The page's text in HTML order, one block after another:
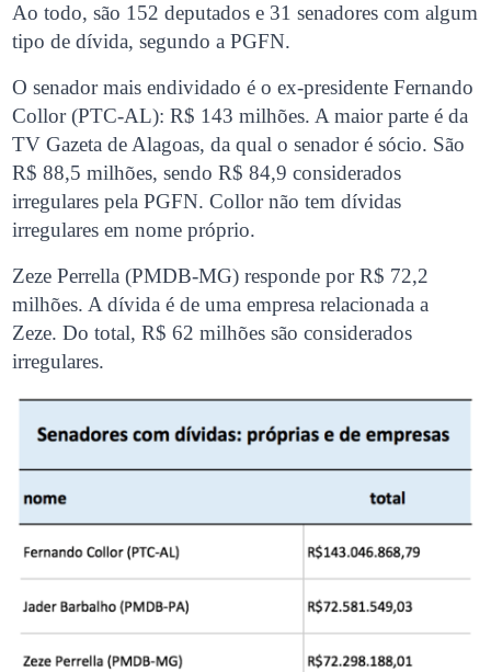
Ao todo, são 152 deputados e 31 senadores com algum
tipo de dívida, segundo a PGFN.
O senador mais endividado é o ex-presidente Fernando
Collor (PTC-AL): R$ 143 milhões. A maior parte é da
TV Gazeta de Alagoas, da qual o senador é sócio. São
R$ 88,5 milhões, sendo R$ 84,9 considerados
irregulares pela PGFN. Collor não tem dívidas
irregulares em nome próprio.
Zeze Perrella (PMDB-MG) responde por R$ 72,2
milhões. A dívida é de uma empresa relacionada a
Zeze. Do total, R$ 62 milhões são considerados
irregulares.